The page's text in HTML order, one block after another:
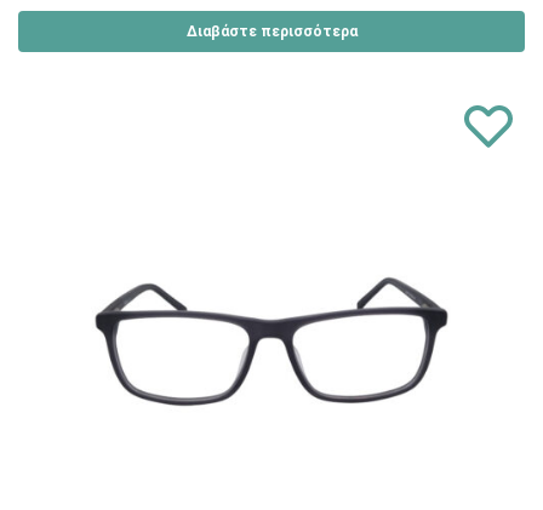
Διαβάστε περισσότερα